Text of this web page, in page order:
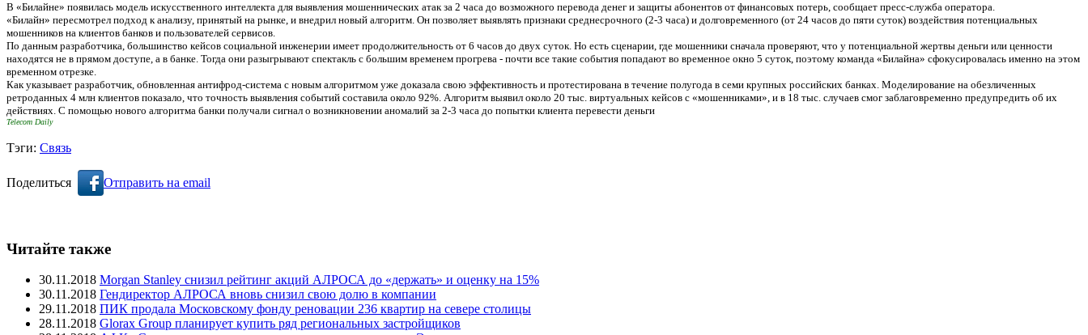
В «Билайне» появилась модель искусственного интеллекта для выявления мошеннических атак за 2 часа до возможного перевода денег и защиты абонентов от финансовых потерь, сообщает пресс-служба оператора.
«Билайн» пересмотрел подход к анализу, принятый на рынке, и внедрил новый алгоритм. Он позволяет выявлять признаки среднесрочного (2-3 часа) и долговременного (от 24 часов до пяти суток) воздействия потенциальных
мошенников на клиентов банков и пользователей сервисов.
По данным разработчика, большинство кейсов социальной инженерии имеет продолжительность от 6 часов до двух суток. Но есть сценарии, где мошенники сначала проверяют, что у потенциальной жертвы деньги или ценности
находятся не в прямом доступе, а в банке. Тогда они разыгрывают спектакль с большим временем прогрева - почти все такие события попадают во временное окно 5 суток, поэтому команда «Билайна» сфокусировалась именно на этом
временном отрезке.
Как указывает разработчик, обновленная антифрод-система с новым алгоритмом уже доказала свою эффективность и протестирована в течение полугода в семи крупных российских банках. Моделирование на обезличенных
ретроданных 4 млн клиентов показало, что точность выявления событий составила около 92%. Алгоритм выявил около 20 тыс. виртуальных кейсов с «мошенниками», и в 18 тыс. случаев смог заблаговременно предупредить об их
действиях. С помощью нового алгоритма банки получали сигнал о возникновении аномалий за 2-3 часа до попытки клиента перевести деньги
Telecom Daily
Тэги: Связь
Поделиться Отправить на email
Читайте также
30.11.2018 Morgan Stanley снизил рейтинг акций АЛРОСА до «держать» и оценку на 15%
30.11.2018 Гендиректор АЛРОСА вновь снизил свою долю в компании
29.11.2018 ПИК продала Московскому фонду реновации 236 квартир на севере столицы
28.11.2018 Glorax Group планирует купить ряд региональных застройщиков